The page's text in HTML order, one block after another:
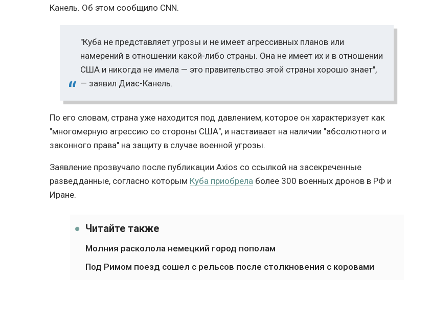
Канель. Об этом сообщило CNN.
"Куба не представляет угрозы и не имеет агрессивных планов или
намерений в отношении какой-либо страны. Она не имеет их и в отношении
США и никогда не имела — это правительство этой страны хорошо знает",
— заявил Диас-Канель.
По его словам, страна уже находится под давлением, которое он характеризует как
"многомерную агрессию со стороны США", и настаивает на наличии "абсолютного и
законного права" на защиту в случае военной угрозы.
Заявление прозвучало после публикации Axios со ссылкой на засекреченные
разведданные, согласно которым Куба приобрела более 300 военных дронов в РФ и
Иране.
Читайте также
Молния расколола немецкий город пополам
Под Римом поезд сошел с рельсов после столкновения с коровами